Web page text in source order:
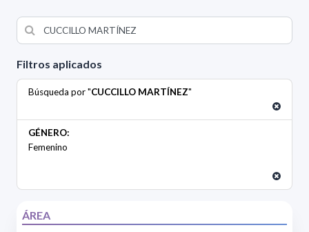
Filtros aplicados
Búsqueda por "CUCCILLO MARTÍNEZ"
GÉNERO:
Femenino
ÁREA